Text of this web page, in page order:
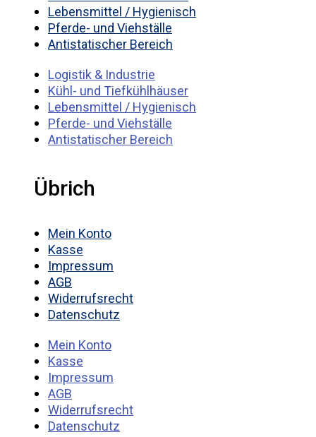
Lebensmittel / Hygienisch
Pferde- und Viehställe
Antistatischer Bereich
Logistik & Industrie
Kühl- und Tiefkühlhäuser
Lebensmittel / Hygienisch
Pferde- und Viehställe
Antistatischer Bereich
Übrich
Mein Konto
Kasse
Impressum
AGB
Widerrufsrecht
Datenschutz
Mein Konto
Kasse
Impressum
AGB
Widerrufsrecht
Datenschutz